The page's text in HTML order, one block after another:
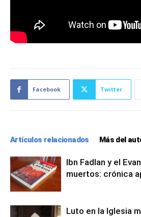
Facebook Twitter
Artículos relacionados Más del
Ibn Fadlan y el
muertos: crónica
Luto en la Iglesia